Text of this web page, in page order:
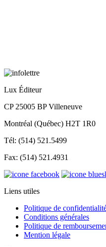
Lux Éditeur
CP 25005 BP Villeneuve
Montréal (Québec) H2T 1R0
Tél: (514) 521.5499
Fax: (514) 521.4931
Liens utiles
Politique de
Conditions générales
Politique de
Mention légale